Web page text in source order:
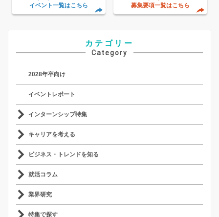
イベント一覧はこちら
募集要項一覧はこちら
カテゴリー
Category
2028年卒向け
イベントレポート
インターンシップ特集
キャリアを考える
ビジネス・トレンドを知る
就活コラム
業界研究
特集で探す